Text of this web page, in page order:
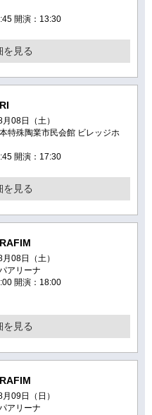
開演：13:30
を見る
08日（土）
特殊陶業市民会館 ビレッジホ
開演：17:30
を見る
08日（土）
アリーナ
開演：18:00
を見る
09日（日）
アリーナ